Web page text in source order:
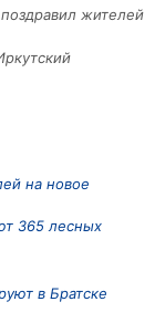
жителей
на новое
365 лесных
в Братске